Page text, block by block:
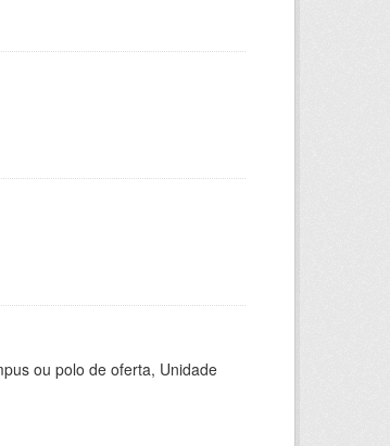
ou polo de oferta, Unidade